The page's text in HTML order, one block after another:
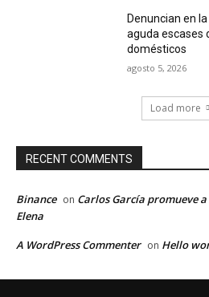
Denuncian en
aguda escases
domésticos
agosto 5, 2026
Load more
RECENT COMMENTS
Binance on Carlos García promueve
Elena
A WordPress Commenter on Hello